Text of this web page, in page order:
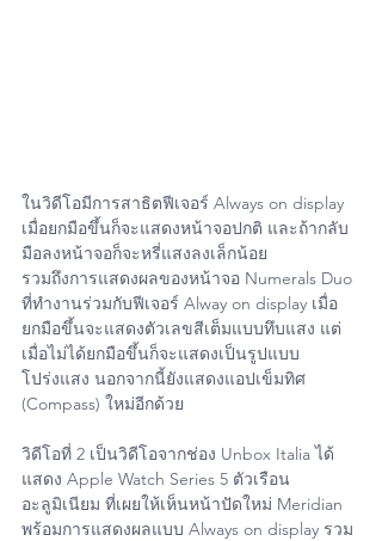
ในวิดีโอมีการสาธิตฟีเจอร์ Always on display
เมื่อยกมือขึ้นก็จะแสดงหน้าจอปกติ และถ้ากลับ
มือลงหน้าจอก็จะหรี่แสงลงเล็กน้อย
รวมถึงการแสดงผลของหน้าจอ Numerals Duo
ที่ทำงานร่วมกับฟีเจอร์​ Alway on display เมื่อ
ยกมือขึ้นจะแสดงตัวเลขสีเต็มแบบทึบแสง แต่
เมื่อไม่ได้ยกมือขึ้นก็จะแสดงเป็นรูปแบบ
โปร่งแสง นอกจากนี้ยังแสดงแอปเข็มทิศ
(Compass) ใหม่อีกด้วย
วิดีโอที่ 2 เป็นวิดีโอจากช่อง Unbox Italia ได้
แสดง Apple Watch Series 5 ตัวเรือน
อะลูมิเนียม ที่เผยให้เห็นหน้าปัดใหม่ Meridian
พร้อมการแสดงผลแบบ Always on display รวม